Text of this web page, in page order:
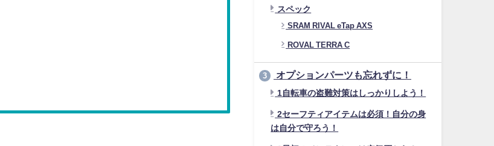
スペック
SRAM RIVAL eTap AXS
ROVAL TERRA C
3 オプションパーツも忘れずに！
1自転車の盗難対策はしっかりしよう！
2セーフティアイテムは必須！自分の身
は自分で守ろう！